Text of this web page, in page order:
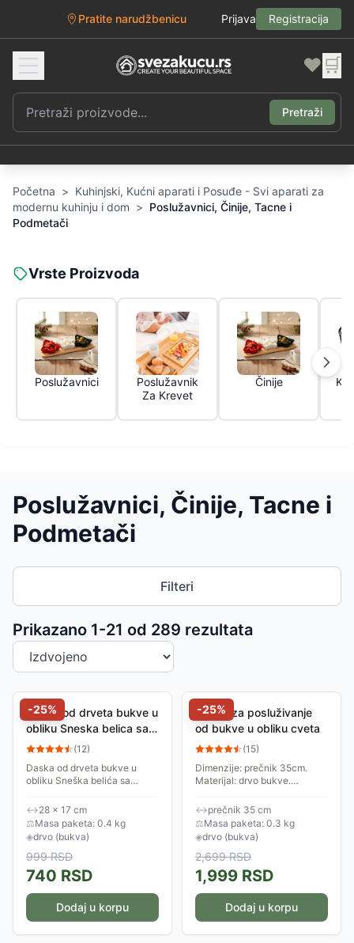
Pratite narudžbenicu Prijava Registracija
❤️ 🛒
Pretraži
Početna > Kuhinjski, Kućni aparati i Posuđe - Svi aparati za
modernu kuhinju i dom > Poslužavnici, Činije, Tacne i
Podmetači
Vrste Proizvoda
Poslužavnici
Poslužavnik
Za Krevet
Činije
Poslužavnici, Činije, Tacne i
Podmetači
Filteri
Prikazano 1-21 od 289 rezultata
Sortiranje proizvoda
-25%
Daska od drveta bukve u
obliku Sneska belica sa
udubljenjem 28x17cm
(12)
Daska od drveta bukve u
obliku Sneška belića sa
28x17cm. Materijal: drvo
bukve. Proizvedeno u Srbiji
↔28 × 17 cm
⚖Masa paketa: 0.4 kg
◈drvo (bukva)
999RSD
740 RSD
Dodaj u korpu
-25%
Daska za posluživanje
od bukve u obliku cveta
(15)
Dimenzije: prečnik 35cm.
Materijal: drvo bukve.
↔prečnik 35 cm
⚖Masa paketa: 0.3 kg
◈drvo (bukva)
2,699RSD
1,999 RSD
Dodaj u korpu